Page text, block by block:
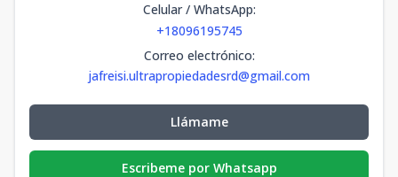
Celular / WhatsApp:
+18096195745
Correo electrónico:
jafreisi.ultrapropiedadesrd@gmail.com
Llámame
Escribeme por Whatsapp